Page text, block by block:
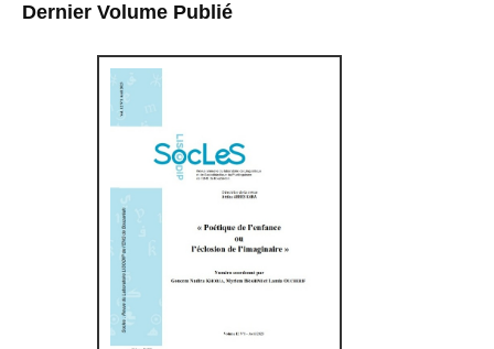
Dernier Volume Publié